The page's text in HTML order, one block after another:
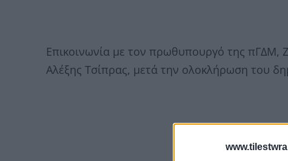
Επικοινωνία με τον πρωθυπουργό της
Αλέξης Τσίπρας, μετά την ολοκλήρωση του